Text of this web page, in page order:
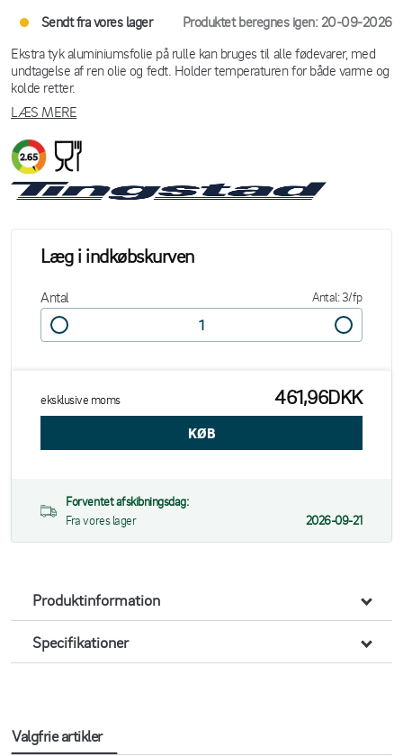
Sendt fra vores lager
Produktet beregnes igen: 20-09-2026
Ekstra tyk aluminiumsfolie på rulle kan bruges til alle fødevarer, med
undtagelse af ren olie og fedt. Holder temperaturen for både varme og
kolde retter.
LÆS MERE
Læg i indkøbskurven
Antal Antal: 3/fp
eksklusive moms 461,96DKK
Forventet afskibningsdag:
Fra vores lager
2026-09-21
Produktinformation
Specifikationer
Valgfrie artikler